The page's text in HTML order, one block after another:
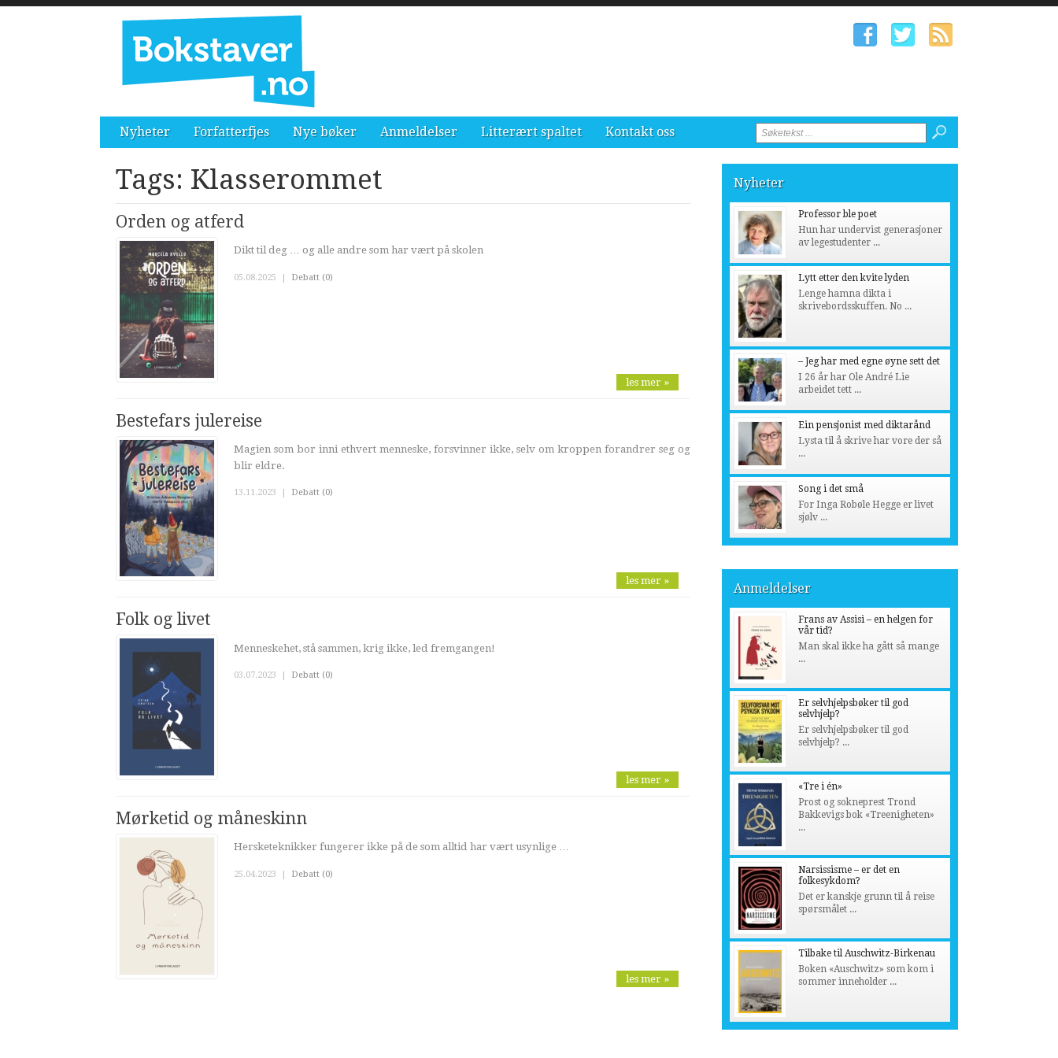
Nyheter Forfatterfjes Nye bøker Anmeldelser Litterært spaltet Kontakt oss
Tags: Klasserommet
Orden og atferd
Dikt til deg … og alle andre som har vært på skolen
05.08.2025 | Debatt (0)
les mer »
Bestefars julereise
Magien som bor inni ethvert menneske, forsvinner ikke, selv om kroppen forandrer seg og
blir eldre.
13.11.2023 Debatt (0)
les mer »
Folk og livet
Menneskehet, stå sammen, krig ikke, led fremgangen!
03.07.2023 | Debatt (0)
les mer »
Mørketid og måneskinn
Hersketeknikker fungerer ikke på de som alltid har vært usynlige …
25.04.2023 | Debatt (0)
les mer »
Nyheter
Professor ble poet
Hun har undervist generasjoner
av legestudenter ...
Lytt etter den kvite lyden
Lenge hamna dikta i
skrivebordsskuffen. No ...
– Jeg har med egne øyne sett det
I 26 år har Ole André Lie
arbeidet tett ...
Ein pensjonist med diktarånd
Lysta til å skrive har vore der så
...
Song i det små
For Inga Robøle Hegge er livet
sjølv ...
Anmeldelser
Frans av Assisi – en helgen for
vår tid?
Man skal ikke ha gått så mange
...
Er selvhjelpsbøker til god
selvhjelp?
Er selvhjelpsbøker til god
selvhjelp? ...
«Tre i én»
Prost og sokneprest Trond
Bakkevigs bok «Treenigheten»
...
Narsissisme – er det en
folkesykdom?
Det er kanskje grunn til å reise
spørsmålet ...
Tilbake til Auschwitz-Birkenau
Boken «Auschwitz» som kom i
sommer inneholder ...